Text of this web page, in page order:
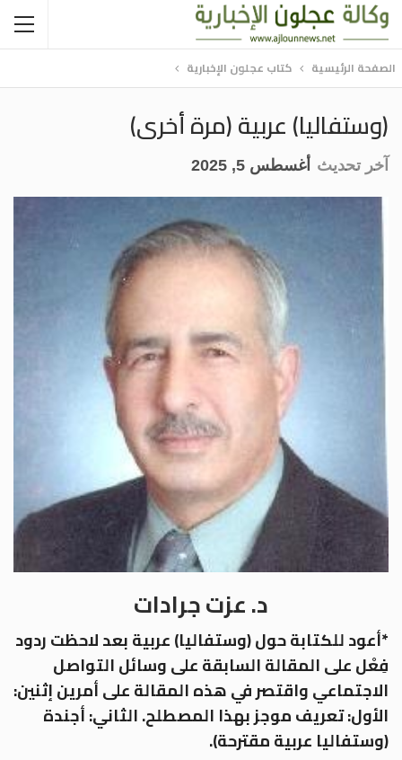
الصفحة الرئيسية كتاب عجلون الإخبارية
(وستفاليا) عربية (مرة أخرى)
آخر تحديث أغسطس 5, 2025
د. عزت جرادات
*أعود للكتابة حول (وستفاليا) عربية بعد لاحظت ردود
فِعْل على المقالة السابقة على وسائل التواصل
الاجتماعي واقتصر في هذه المقالة على أمرين إثنين:
الأول: تعريف موجز بهذا المصطلح. الثاني: أجندة
(وستفاليا عربية مقترحة).